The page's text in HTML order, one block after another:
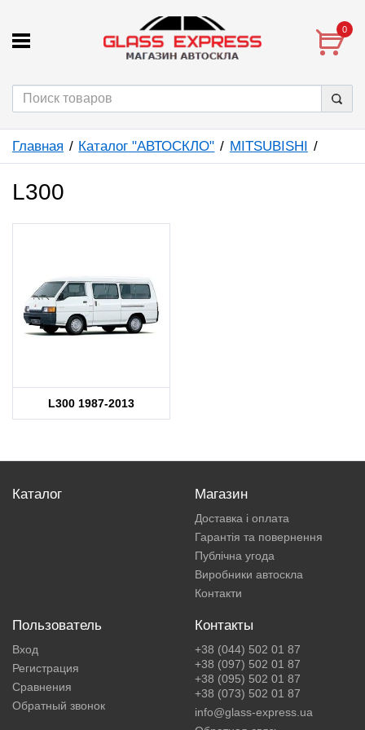
0
Главная Каталог "АВТОСКЛО" MITSUBISHI
L300
L300 1987-2013
Каталог Магазин
Доставка і оплата
Гарантія та повернення
Публічна угода
Виробники автоскла
Контакти
Пользователь
Вход
Регистрация
Сравнения
Обратный звонок
Контакты
+38 (044) 502 01 87
+38 (097) 502 01 87
+38 (095) 502 01 87
+38 (073) 502 01 87
info@glass-express.ua